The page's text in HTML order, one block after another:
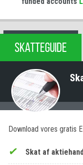
SKATTEGUIDE
Download vores gratis
Skat af